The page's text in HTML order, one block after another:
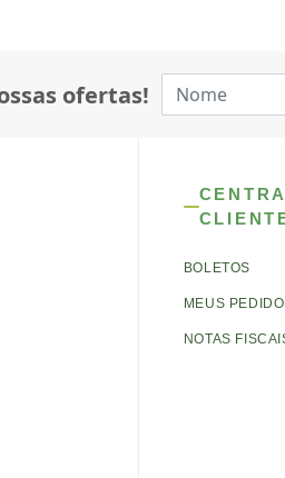
ofertas!
BOLETOS
MEUS
NOTAS